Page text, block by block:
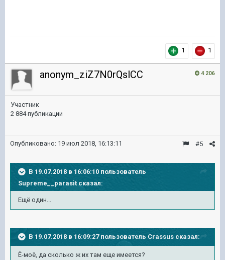
1 1
4 206
anonym_ziZ7N0rQslCC
Участник
2 884 публикации
#5
Опубликовано: 19 июл 2018, 16:13:11
В 19.07.2018 в 16:06:10 пользователь
Supreme__parasitсказал:
Ещё один...
В 19.07.2018 в 16:09:27 пользователь Crassus сказал:
Ё-моё, да сколько ж их там еще имеется?